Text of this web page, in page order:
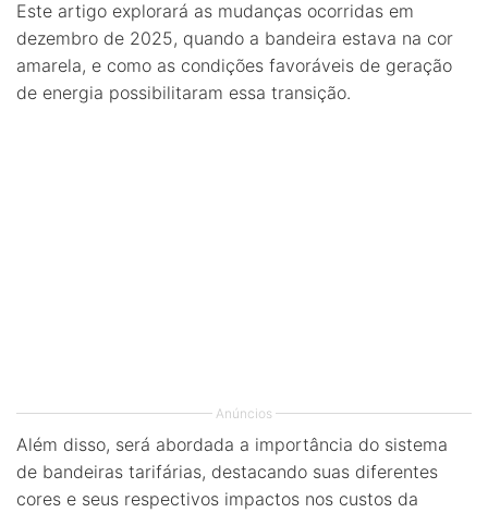
Este artigo explorará as mudanças ocorridas em
dezembro de 2025, quando a bandeira estava na cor
amarela, e como as condições favoráveis de geração
de energia possibilitaram essa transição.
Anúncios
Além disso, será abordada a importância do sistema
de bandeiras tarifárias, destacando suas diferentes
cores e seus respectivos impactos nos custos da